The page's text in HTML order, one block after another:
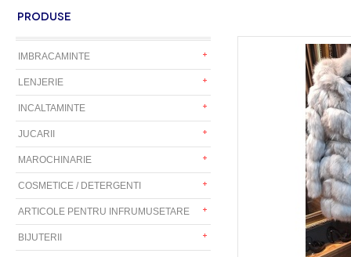
PRODUSE
IMBRACAMINTE
LENJERIE
INCALTAMINTE
JUCARII
MAROCHINARIE
COSMETICE / DETERGENTI
ARTICOLE PENTRU INFRUMUSETARE
BIJUTERII